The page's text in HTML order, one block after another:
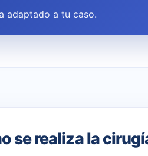
adaptado a tu caso.
se realiza la